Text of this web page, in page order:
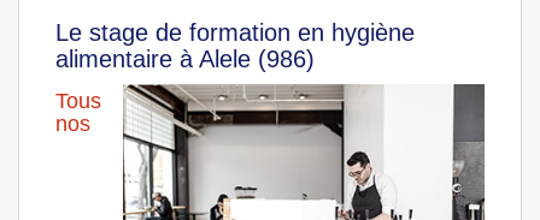
Le stage de formation en hygiène
alimentaire à Alele (986)
Tous
nos